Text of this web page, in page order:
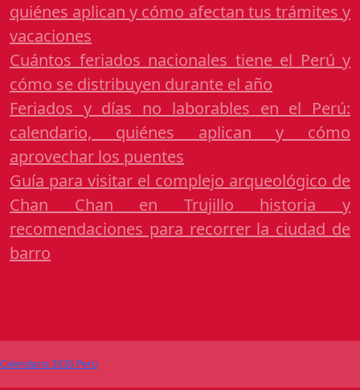
quiénes aplican y cómo afectan tus trámites y
vacaciones
Cuántos feriados nacionales tiene el Perú y
cómo se distribuyen durante el año
Feriados y días no laborables en el Perú:
calendario, quiénes aplican y cómo
aprovechar los puentes
Guía para visitar el complejo arqueológico de
Chan Chan en Trujillo historia y
recomendaciones para recorrer la ciudad de
barro
Calendario 2026 Perú